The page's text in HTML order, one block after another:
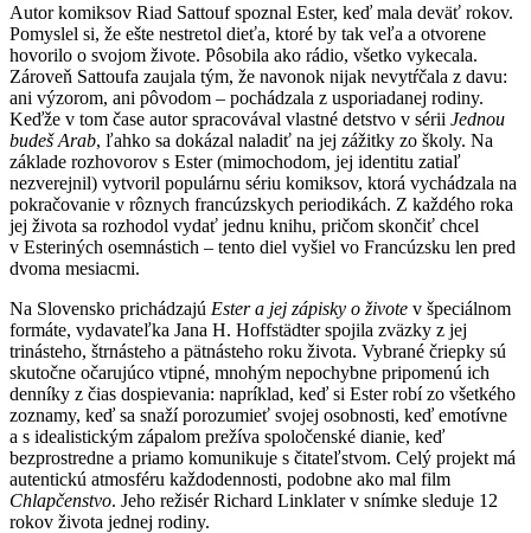
Autor komiksov Riad Sattouf spoznal Ester, keď mala deväť rokov.
Pomyslel si, že ešte nestretol dieťa, ktoré by tak veľa a otvorene
hovorilo o svojom živote. Pôsobila ako rádio, všetko vykecala.
Zároveň Sattoufa zaujala tým, že navonok nijak nevytŕčala z davu:
ani výzorom, ani pôvodom – pochádzala z usporiadanej rodiny.
Keďže v tom čase autor spracovával vlastné detstvo v sérii Jednou
budeš Arab, ľahko sa dokázal naladiť na jej zážitky zo školy. Na
základe rozhovorov s Ester (mimochodom, jej identitu zatiaľ
nezverejnil) vytvoril populárnu sériu komiksov, ktorá vychádzala na
pokračovanie v rôznych francúzskych periodikách. Z každého roka
jej života sa rozhodol vydať jednu knihu, pričom skončiť chcel
v Esteriných osemnástich – tento diel vyšiel vo Francúzsku len pred
dvoma mesiacmi.
Na Slovensko prichádzajú Ester a jej zápisky o živote v špeciálnom
formáte, vydavateľka Jana H. Hoffstädter spojila zväzky z jej
trinásteho, štrnásteho a pätnásteho roku života. Vybrané čriepky sú
skutočne očarujúco vtipné, mnohým nepochybne pripomenú ich
denníky z čias dospievania: napríklad, keď si Ester robí zo všetkého
zoznamy, keď sa snaží porozumieť svojej osobnosti, keď emotívne
a s idealistickým zápalom prežíva spoločenské dianie, keď
bezprostredne a priamo komunikuje s čitateľstvom. Celý projekt má
autentickú atmosféru každodennosti, podobne ako mal film
Chlapčenstvo. Jeho režisér Richard Linklater v snímke sleduje 12
rokov života jednej rodiny.